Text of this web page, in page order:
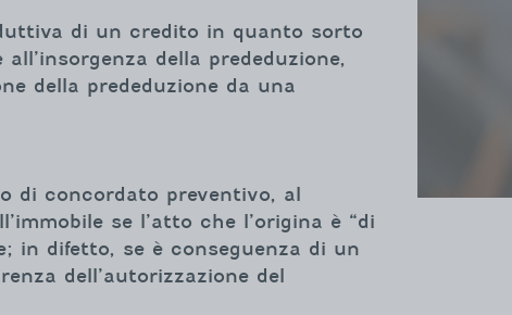
di un credito in quanto sorto
della prededuzione,
della prededuzione da una
di concordato preventivo, al
se l’atto che l’origina è “di
in difetto, se è conseguenza di un
dell’autorizzazione del